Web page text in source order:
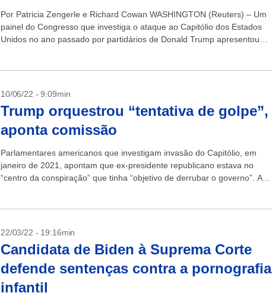
Por Patricia Zengerle e Richard Cowan WASHINGTON (Reuters) – Um
painel do Congresso que investiga o ataque ao Capitólio dos Estados
Unidos no ano passado por partidários de Donald Trump apresentou
10/06/22 - 9:09min
Trump orquestrou “tentativa de golpe”,
aponta comissão
Parlamentares americanos que investigam invasão do Capitólio, em
janeiro de 2021, apontam que ex-presidente republicano estava no
“centro da conspiração” que tinha “objetivo de derrubar o governo”. A
22/03/22 - 19:16min
Candidata de Biden à Suprema Corte
defende sentenças contra a pornografia
infantil